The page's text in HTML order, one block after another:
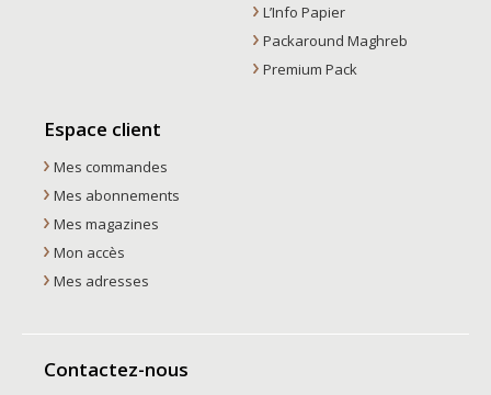
L’Info Papier
Packaround Maghreb
Premium Pack
Espace client
Mes commandes
Mes abonnements
Mes magazines
Mon accès
Mes adresses
Contactez-nous